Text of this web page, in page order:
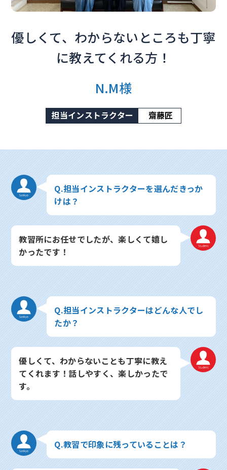
優しくて、わからないところも丁寧
に教えてくれる方！
N.M様
担当インストラクター 齋藤匠
Q.担当インストラクターを選んだきっか
けは？
教習所にお任せでしたが、楽しくて嬉し
かったです！
Q.担当インストラクターはどんな人でし
たか？
優しくて、わからないことも丁寧に教え
てくれます！話しやすく、楽しかったで
す。
Q.教習で印象に残っていることは？